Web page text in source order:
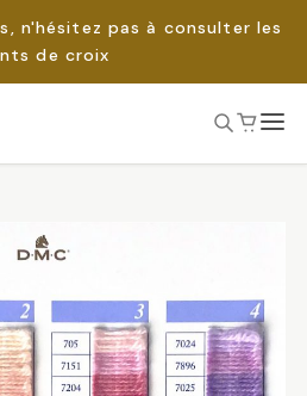
n'hésitez pas à consulter les
de croix